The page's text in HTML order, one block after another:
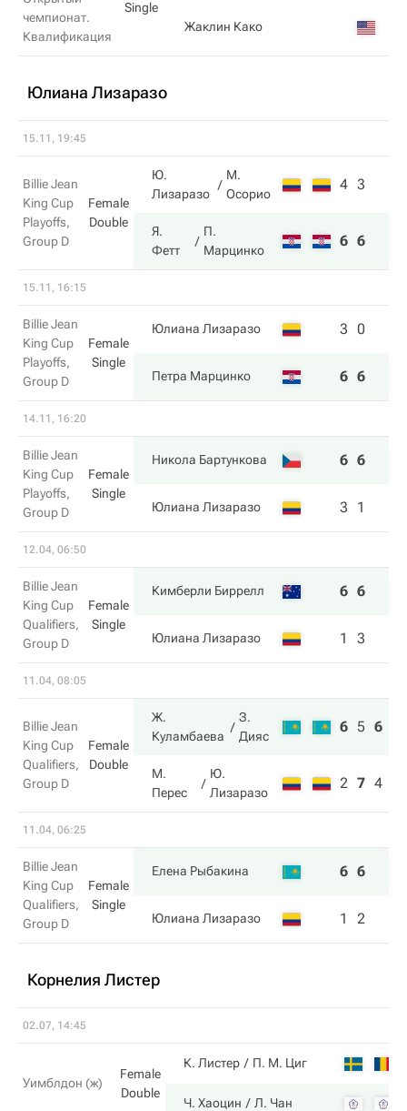
чемпионат.
Квалификация
Single
Жаклин Како
Юлиана Лизаразо
15.11, 19:45
Billie Jean
King Cup
Playoffs,
Group D
Female
Double
Ю.
Лизаразо
М.
Осорио
4 3
Я.
Фетт
П.
Марцинко
6 6
15.11, 16:15
Billie Jean
King Cup
Playoffs,
Group D
Female
Single
Юлиана Лизаразо 3 0
Петра Марцинко 6 6
14.11, 16:20
Billie Jean
King Cup
Playoffs,
Group D
Female
Single
Никола Бартункова 6 6
Юлиана Лизаразо 3 1
12.04, 06:50
Billie Jean
King Cup
Qualifiers,
Group D
Female
Single
Кимберли Биррелл 6 6
Юлиана Лизаразо 1 3
11.04, 08:05
Billie Jean
King Cup
Qualifiers,
Group D
Female
Double
Ж.
Куламбаева
З.
Дияс
6 5 6
М.
Перес
Ю.
Лизаразо
2 7 4
11.04, 06:25
Billie Jean
King Cup
Qualifiers,
Group D
Female
Single
Елена Рыбакина 6 6
Юлиана Лизаразо 1 2
Корнелия Листер
02.07, 14:45
Уимблдон (ж)
Female
Double
К. Листер П. М. Циг
Ч. Хаоцин Л. Чан